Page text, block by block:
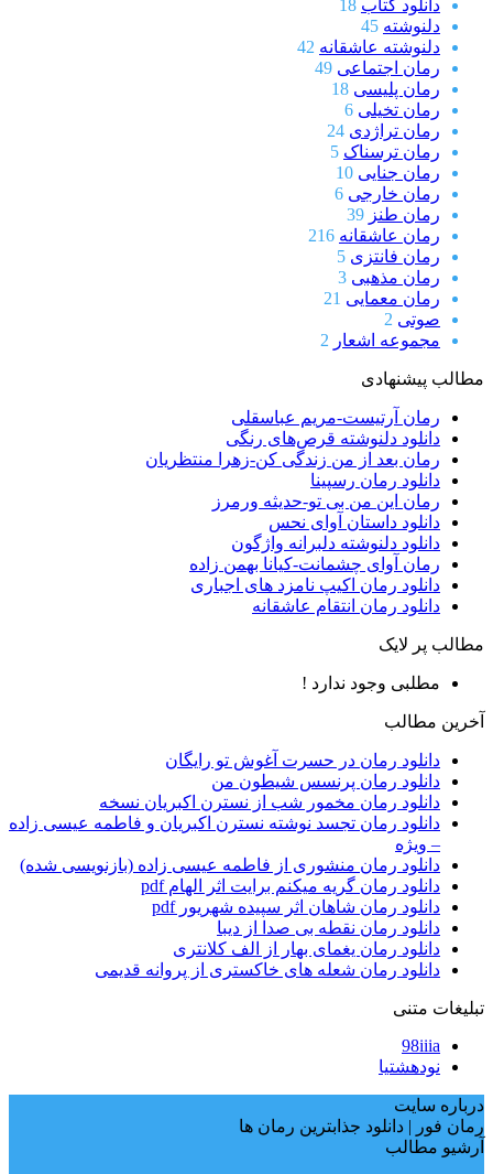
دانلود کتاب 18
دلنوشته 45
دلنوشته عاشقانه 42
رمان اجتماعی 49
رمان پلیسی 18
رمان تخیلی 6
رمان تراژدی 24
رمان ترسناک 5
رمان جنایی 10
رمان خارجی 6
رمان طنز 39
رمان عاشقانه 216
رمان فانتزی 5
رمان مذهبی 3
رمان معمایی 21
صوتی 2
مجموعه اشعار 2
مطالب پیشنهادی
رمان آرتیست-مریم عباسقلی
دانلود دلنوشته قرص‌های رنگی
رمان بعد از من زندگی کن-زهرا منتظریان
دانلود رمان رسپینا
رمان این من بی تو-حدیثه ورمرز
دانلود داستان آوای نحس
دانلود دلنوشته دلبرانه واژگون
رمان آوای چشمانت-کیانا بهمن زاده
دانلود رمان اکیپ نامزد های اجباری
دانلود رمان انتقام عاشقانه
مطالب پر لایک
مطلبی وجود ندارد !
آخرین مطالب
دانلود رمان در حسرت آغوش تو رایگان
دانلود رمان پرنسس شیطون من
دانلود رمان مخمور شب از نسترن اکبریان نسخه
دانلود رمان تجسد نوشته نسترن اکبریان و فاطمه عیسی زاده
– ویژه
دانلود رمان منشوری از فاطمه عیسی زاده (بازنویسی شده)
دانلود رمان گریه میکنم برایت اثر الهام pdf
دانلود رمان شاهان اثر سپیده شهریور pdf
دانلود رمان نقطه بی صدا از دیبا
دانلود رمان یغمای بهار از الف کلانتری
دانلود رمان شعله های خاکستری از پروانه قدیمی
تبلیغات متنی
98iiia
نودهشتیا
درباره سایت
رمان فور | دانلود جذابترین رمان ها
آرشیو مطالب